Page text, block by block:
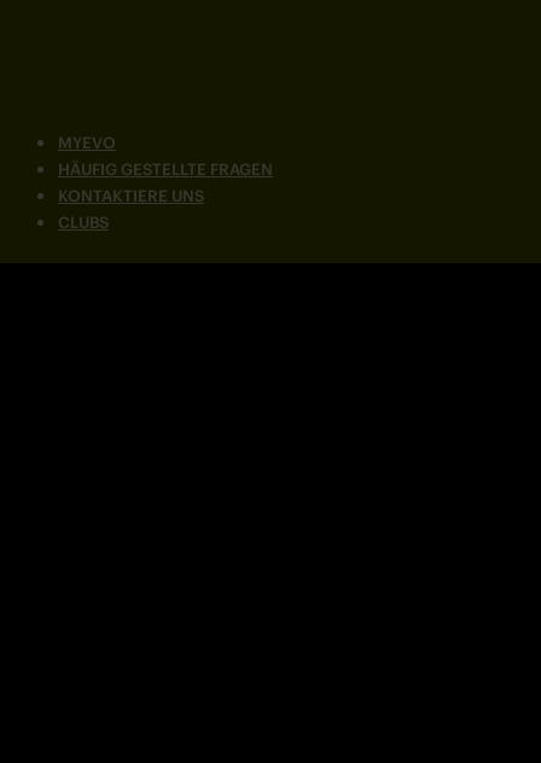
MYEVO
HÄUFIG GESTELLTE FRAGEN
KONTAKTIERE UNS
CLUBS